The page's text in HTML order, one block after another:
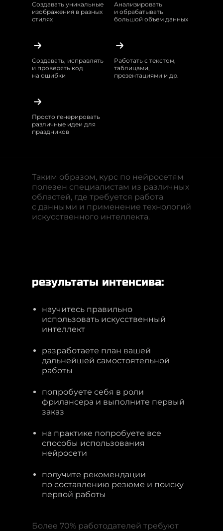
Создавать уникальные
изображения в разных
стилях
Анализировать
и обрабатывать
большой объем данных
Создавать, исправлять
и проверять код
на ошибки
Таким образом, курс по нейросетям
полезен специалистам из различных
областей, где требуется работа
с данными и применение технологий
искусственного интеллекта.
Работать с текстом,
таблицами,
презентациями и др.
Просто генерировать
различные идеи для
праздников
результаты интенсива:
Более 70% работодателей требуют
научитесь правильно
использовать искусственный
интеллект
разработаете план вашей
дальнейшей самостоятельной
работы
попробуете себя в роли
фрилансера и выполните первый
заказ
на практике попробуете все
способы использования
нейросети
получите рекомендации
по составлению резюме и поиску
первой работы